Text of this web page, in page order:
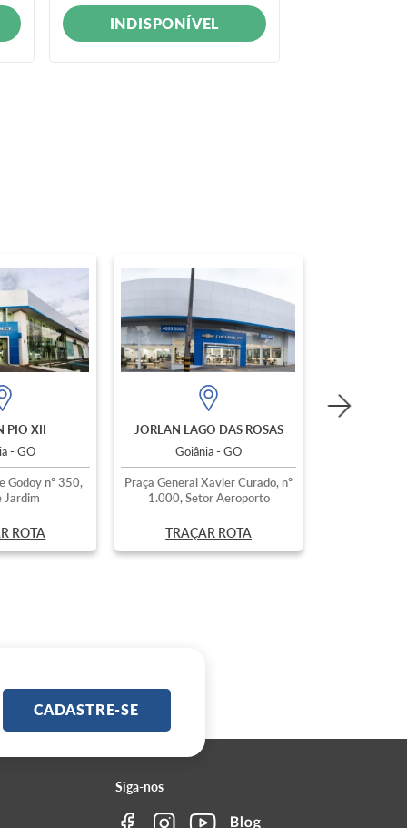
INDISPONÍVEL
PIO XII
- GO
Godoy nº 350,
Jardim
ROTA
JORLAN LAGO DAS ROSAS
Goiânia - GO
Praça General Xavier Curado, nº
1.000, Setor Aeroporto
TRAÇAR ROTA
CADASTRE-SE
Siga-nos